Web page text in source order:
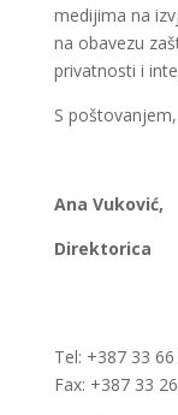
medijima na
na obavezu
privatnosti i
S poštovanjem,
Ana Vuković,
Direktorica
Tel: +387 33
Fax: +387 33